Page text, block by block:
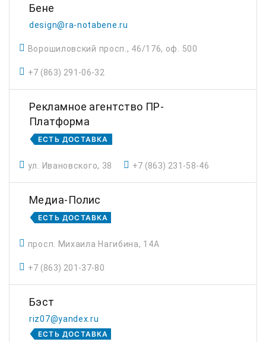
Бене
design@ra-notabene.ru
Ворошиловский просп., 46/176, оф. 500
+7 (863) 291-06-32
Рекламное агентство ПР-
Платформа
ЕСТЬ ДОСТАВКА
ул. Ивановского, 38 +7 (863) 231-58-46
Медиа-Полис
ЕСТЬ ДОСТАВКА
просп. Михаила Нагибина, 14А
+7 (863) 201-37-80
Бэст
riz07@yandex.ru
ЕСТЬ ДОСТАВКА